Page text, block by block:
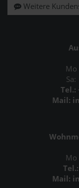
Weitere
Mo
Tel.:
Mail:
Mo
Mail: